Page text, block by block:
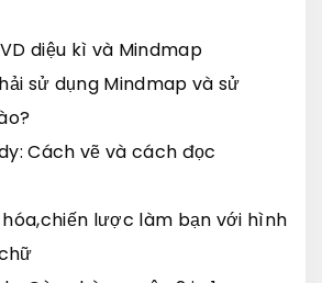
diệu kì và Mindmap
sử dụng Mindmap và sử
Cách vẽ và cách đọc
hóa,chiến lược làm bạn với hình